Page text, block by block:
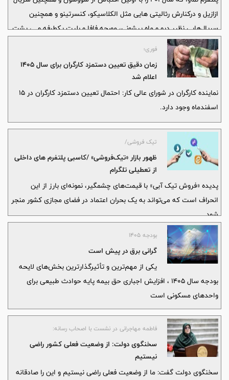
ازازیل و درکنارش رئالیتی هایی مثل الکلاسیکو، کنسرتینو و همچنین
سریال‌هایی نظیر دیو و ماه پیشونی، مورچه فافا و بلیت یکطرفه و...، پشت
سر گذاشته بود بهار۴۰۵ را هم متنوع آغاز کرد.
فوری؛
زمان دقیق تعیین دستمزد کارگران برای سال ۱۴۰۵
اعلام شد
نماینده کارگران در شورای عالی کار: احتمال تعیین دستمزد کارگران در ۱۵
اسفندماه وجود دارد.
تیک فروشی/
ظهور بازار «تیک‌فروشی» /کاسبی پلتفرم های داخلی
از تعطیلی تلگرام
پدیده «فروش تیک آبی» با قیمت‌های چشمگیر، نمونه‌ای بارز از این
انحراف است که می‌تواند به یک بحران اعتماد در فضای مجازی کشور منجر
شود.
بودجه 1405
گرانی برق در پیش است
یکی از مهم‌ترین و تأثیرگذارترین بخش‌های لایحه
بودجه سال ۱۴۰۵ ، افزایش اجباری حق بیمه پایه حوادث طبیعی برای
واحدهای مسکونی است
فاطمه مهاجرانی در نشست با اصحاب رسانه:
سخنگوی دولت: از وضعیت فعلی کشور راضی
نیستیم
سخنگوی دولت گفت: ما از وضعیت فعلی راضی نیستیم و این را صادقانه